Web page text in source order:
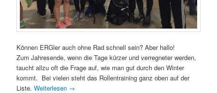
Können ERGler auch ohne Rad schnell sein? Aber hallo!
Zum Jahresende, wenn die Tage kürzer und verregneter werden,
taucht allzu oft die Frage auf, wie man gut durch den Winter
kommt. Bei vielen steht das Rollentraining ganz oben auf der
Liste.Weiterlesen →